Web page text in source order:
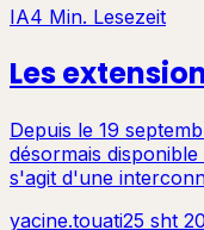
IA4 Min. Lesezeit
Les
Depuis le 19
désormais
s'agit d'une
yacine.touati25 sht